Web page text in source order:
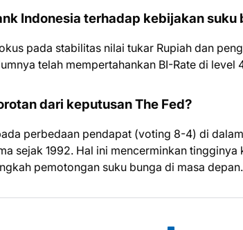
Indonesia terhadap kebijakan suku
pada stabilitas nilai tukar Rupiah dan
telah mempertahankan BI-Rate di level
dari keputusan The Fed?
perbedaan pendapat (voting 8-4) di
sejak 1992. Hal ini mencerminkan
pemotongan suku bunga di masa depan.